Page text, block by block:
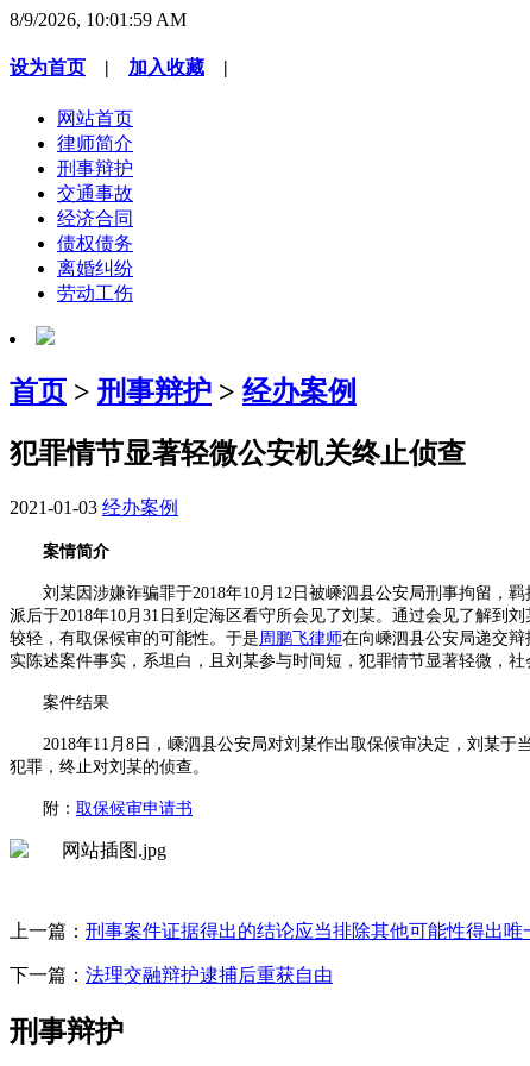
8/9/2026, 10:02:00 AM
设为首页 | 加入收藏 |
网站首页
律师简介
刑事辩护
交通事故
经济合同
债权债务
离婚纠纷
劳动工伤
首页 > 刑事辩护 > 经办案例
犯罪情节显著轻微公安机关终止侦查
2021-01-03 经办案例
案情简介
刘某因涉嫌诈骗罪于2018年10月 12 日被嵊泗县公安局刑事拘留，羁
派后于2018年10月 31 日到定海区看守所会见了刘某。通过会见了解到刘
较轻，有取保候审的可能性。于是周鹏飞律师在向嵊泗县公安局递交
实陈述案件事实，系坦白，且刘某参与时间短，犯罪情节显著轻微，
案件结果
2018年11 月 8 日，嵊泗县公安局对刘某作出取保候审决定，刘某于
犯罪，终止对刘某的侦查。
附： 取保候审申请书
上一篇： 刑事案件证据得出的结论应当排除其他可能性得出唯
下一篇： 法理交融辩护逮捕后重获自由
刑事辩护